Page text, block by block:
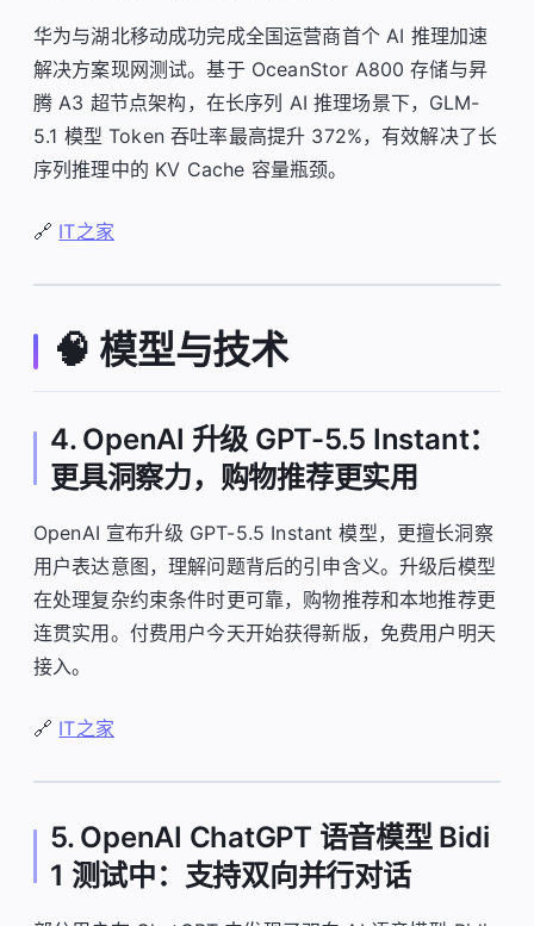
华为与湖北移动成功完成全国运营商首个 AI 推理加速
解决方案现网测试。基于 OceanStor A800 存储与昇
腾 A3 超节点架构，在长序列 AI 推理场景下，GLM-
5.1 模型 Token 吞吐率最高提升 372%，有效解决了长
序列推理中的 KV Cache 容量瓶颈。
🔗 IT之家
🧠 模型与技术
4. OpenAI 升级 GPT-5.5 Instant：
更具洞察力，购物推荐更实用
OpenAI 宣布升级 GPT-5.5 Instant 模型，更擅长洞察
用户表达意图，理解问题背后的引申含义。升级后模型
在处理复杂约束条件时更可靠，购物推荐和本地推荐更
连贯实用。付费用户今天开始获得新版，免费用户明天
接入。
🔗 IT之家
5. OpenAI ChatGPT 语音模型 Bidi
1 测试中：支持双向并行对话